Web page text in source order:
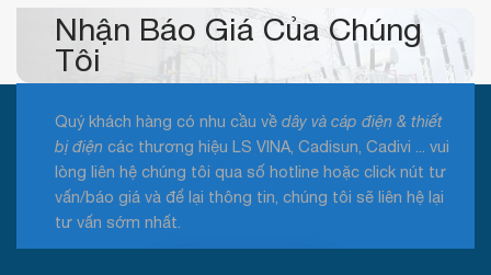
Nhận Báo Giá Của Chúng
Tôi
Quý khách hàng có nhu cầu về dây và cáp điện & thiết
bị điện các thương hiệu LS VINA, Cadisun, Cadivi ... vui
lòng liên hệ chúng tôi qua số hotline hoặc click nút tư
vấn/báo giá và để lại thông tin, chúng tôi sẽ liên hệ lại
tư vấn sớm nhất.